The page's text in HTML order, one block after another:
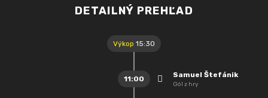
DETAILNÝ PREHĽAD
Výkop 15:30
11:00
Samuel Štefánik
Gól z hry